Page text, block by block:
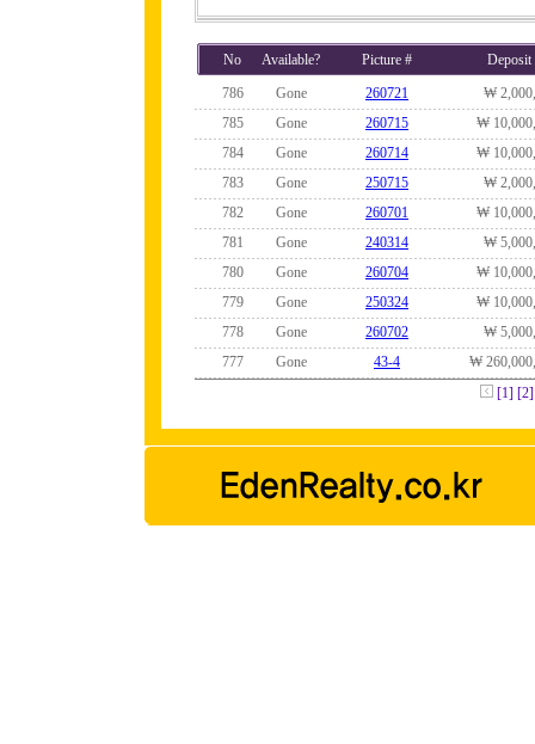
No Available? Picture #
Deposit
786
Gone 260721
₩
785
Gone 260715
₩
784
Gone 260714
₩
783
Gone 250715
₩
782
Gone 260701
₩
781
Gone 240314
₩
780
Gone 260704
₩
779
Gone 250324
₩
778
Gone 260702
₩
777
Gone 43-4
₩
[1] [2]